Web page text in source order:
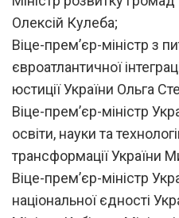
Олексій Кулеба;
Віце-прем’єр-міністр з
євроатлантичної
юстиції України Ольга
Віце-прем’єр-міністр
освіти, науки та
трансформації України
Віце-прем’єр-міністр
національної єдності